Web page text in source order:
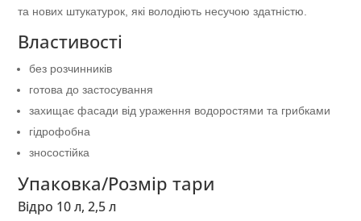
та нових штукатурок, які володіють несучою здатністю.
Властивості
без розчинників
готова до застосування
захищає фасади від ураження водоростями та грибками
гідрофобна
зносостійка
Упаковка/Розмір тари
Відро 10 л, 2,5 л